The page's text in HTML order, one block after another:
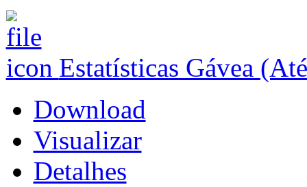
Estatísticas Gávea
Download
Visualizar
Detalhes